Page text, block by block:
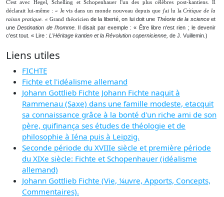
C'est avec Hegel, Schelling et Schopenhauer l'un des plus célèbres post-kantiens. Il
déclarait lui-même : « Je vis dans un monde nouveau depuis que j'ai lu laCritique de la
raison pratique. «Grand théoricien de la liberté, on lui doit une Théorie de la scienceet
uneDestination de l'homme.
Il disait par exemple : « Être libre n'est rien ; le devenir
c'est tout. « Lire : L'Héritage kantien et la Révolution copernicienne, de J. Vuillemin.)
Liens utiles
FICHTE
Fichte et l'idéalisme allemand
Johann Gottlieb Fichte Johann Fichte naquit à
Rammenau (Saxe) dans une famille modeste, etacquit
sa connaissance grâce à la bonté d'un riche ami de son
père, quifinança ses études de théologie et de
philosophie à Iéna puis à Leipzig.
Seconde période du XVIIIe siècle et première période
du XIXe siècle: Fichte et Schopenhauer (idéalisme
allemand)
Johann Gottlieb Fichte (Vie, ¼uvre, Apports, Concepts,
Commentaires).